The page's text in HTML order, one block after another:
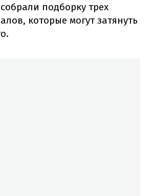
подборку трех
которые могут затянуть